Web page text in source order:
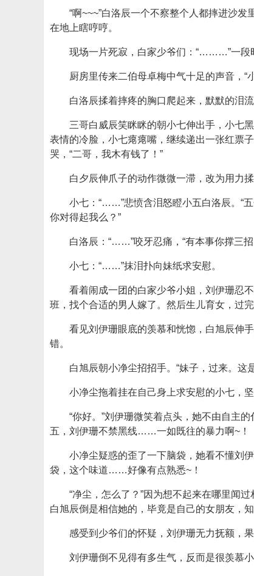
“啊~~~”白洛辰一个不察整个人都摔进沙
在地上瞎哼哼。
现场一片死寂，白家少爷们：“………”一段
厨房里传来二伯母卓梅中气十足的声音，“
白洛辰揉着摔疼的胸口爬起来，默默的泪
三哥白威辰笑眯眯的朝小七伸出手，小七
表情的冷脸，小七瘪瘪嘴，继续递出一张红票
哭，“二哥，我木有钱了！”
白夕辰伸爪子的动作微微一滞，改为用力
小七：“……”悲愤含泪怒瞪小五白洛辰。“
你对得起我么？”
白洛辰：“……”咬牙忍痛，“有本事你撑三招
小七：“……”抹泪扑向妹纸求安慰。
看着闹成一团的白家少爷小姐，刘伊珊忍
班，找个合适的男人嫁了。然后生儿育女，过
看见刘伊珊眼底的羡慕和恍惚，白旭辰伸
错。
白旭辰朝小净尘招招手。“妹子，过来。这
小净尘拖着挂在自己身上求安慰的小七，
“你好。”刘伊珊微笑着点头，她不由自主
五，刘伊珊不禁黑线……一如既往的暴力啊~！
小净尘疑惑的歪了一下脑袋，她看不懂刘
袋，这个味道……好像有点熟悉~！
“净尘，怎么了？”因为想不起来在哪里闻
白旭辰倒是相信她的，毕竟是自己的女朋友，知
感受到少爷们的怀疑，刘伊珊无力抚额，
刘伊珊倒不见得有多生气，反而是很羡慕